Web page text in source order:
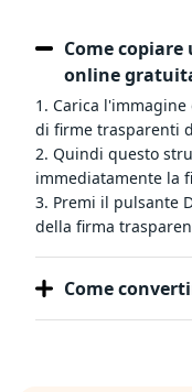
Come
online
1. Carica
di firme trasparenti
2. Quindi questo
immediatamente la
3. Premi il pulsante
della firma
Come